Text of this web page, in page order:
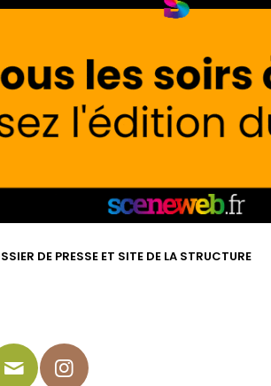
DE PRESSE ET SITE DE LA STRUCTURE